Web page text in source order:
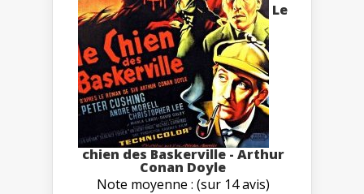
Le
chien des Baskerville - Arthur
Conan Doyle
Note moyenne : (sur 14 avis)